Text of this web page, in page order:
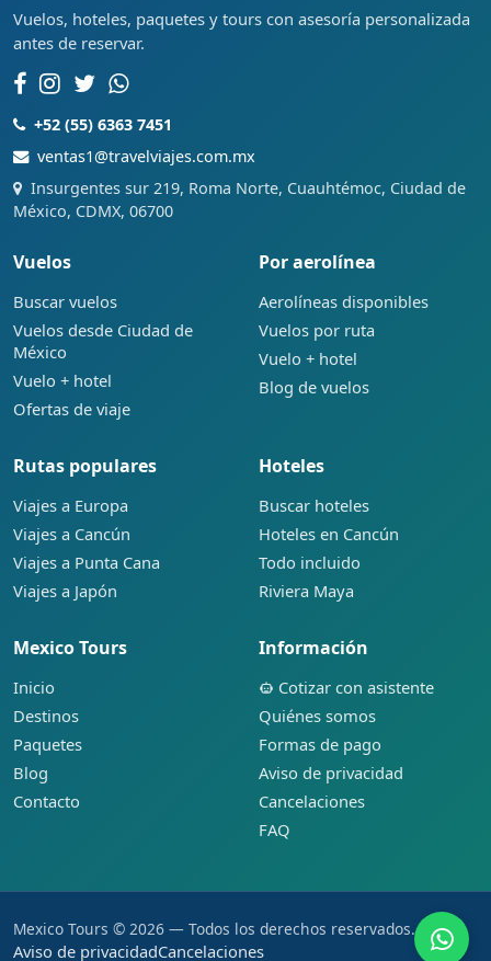
Vuelos, hoteles, paquetes y tours con asesoría personalizada
antes de reservar.
+52 (55) 6363 7451
ventas1@travelviajes.com.mx
Insurgentes sur 219, Roma Norte, Cuauhtémoc, Ciudad de
México, CDMX, 06700
Vuelos
Buscar vuelos
Vuelos desde Ciudad de
México
Vuelo + hotel
Ofertas de viaje
Por aerolínea
Aerolíneas disponibles
Vuelos por ruta
Vuelo + hotel
Blog de vuelos
Rutas populares
Viajes a Europa
Viajes a Cancún
Viajes a Punta Cana
Viajes a Japón
Hoteles
Buscar hoteles
Hoteles en Cancún
Todo incluido
Riviera Maya
Mexico Tours
Inicio
Destinos
Paquetes
Blog
Contacto
Información
Cotizar con asistente
Quiénes somos
Formas de pago
Aviso de privacidad
Cancelaciones
FAQ
Mexico Tours © 2026 — Todos los derechos reservados.
Aviso de privacidadCancelaciones